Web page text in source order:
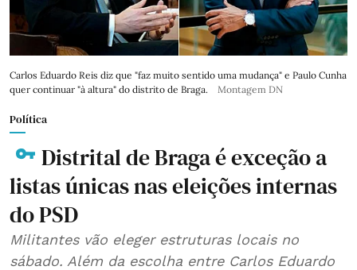
Carlos Eduardo Reis diz que "faz muito sentido uma mudança" e Paulo Cunha
quer continuar "à altura" do distrito de Braga.
Montagem DN
Política
Distrital de Braga é exceção a
listas únicas nas eleições internas
do PSD
Militantes vão eleger estruturas locais no
sábado. Além da escolha entre Carlos Eduardo